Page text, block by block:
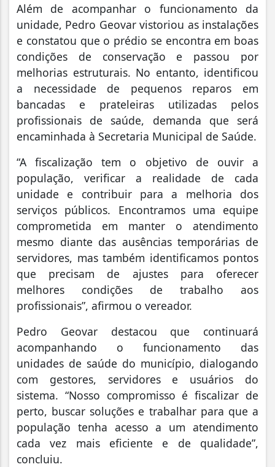
Além de acompanhar o funcionamento da
unidade, Pedro Geovar vistoriou as instalações
e constatou que o prédio se encontra em boas
condições de conservação e passou por
melhorias estruturais. No entanto, identificou
a necessidade de pequenos reparos em
bancadas e prateleiras utilizadas pelos
profissionais de saúde, demanda que será
encaminhada à Secretaria Municipal de Saúde.
“A fiscalização tem o objetivo de ouvir a
população, verificar a realidade de cada
unidade e contribuir para a melhoria dos
serviços públicos. Encontramos uma equipe
comprometida em manter o atendimento
mesmo diante das ausências temporárias de
servidores, mas também identificamos pontos
que precisam de ajustes para oferecer
melhores condições de trabalho aos
profissionais”, afirmou o vereador.
Pedro Geovar destacou que continuará
acompanhando o funcionamento das
unidades de saúde do município, dialogando
com gestores, servidores e usuários do
sistema. “Nosso compromisso é fiscalizar de
perto, buscar soluções e trabalhar para que a
população tenha acesso a um atendimento
cada vez mais eficiente e de qualidade”,
concluiu.